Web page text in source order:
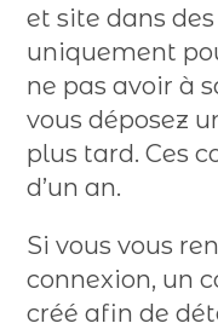
et site dans des
uniquement
ne pas avoir à
vous déposez
plus tard. Ces
d’un an.
Si vous vous
connexion, un
créé afin de